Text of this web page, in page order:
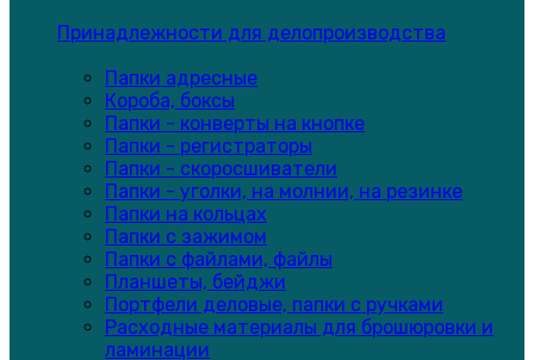
Принадлежности для делопроизводства
Папки адресные
Короба, боксы
Папки - конверты на кнопке
Папки - регистраторы
Папки - скоросшиватели
Папки - уголки, на молнии, на резинке
Папки на кольцах
Папки с зажимом
Папки с файлами, файлы
Планшеты, бейджи
Портфели деловые, папки с ручками
Расходные материалы для брошюровки и
ламинации